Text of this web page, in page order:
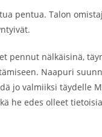
pentua. Talon
pennut nälkäisinä,
Naapuri
jo valmiiksi täydelle
he edes olleet